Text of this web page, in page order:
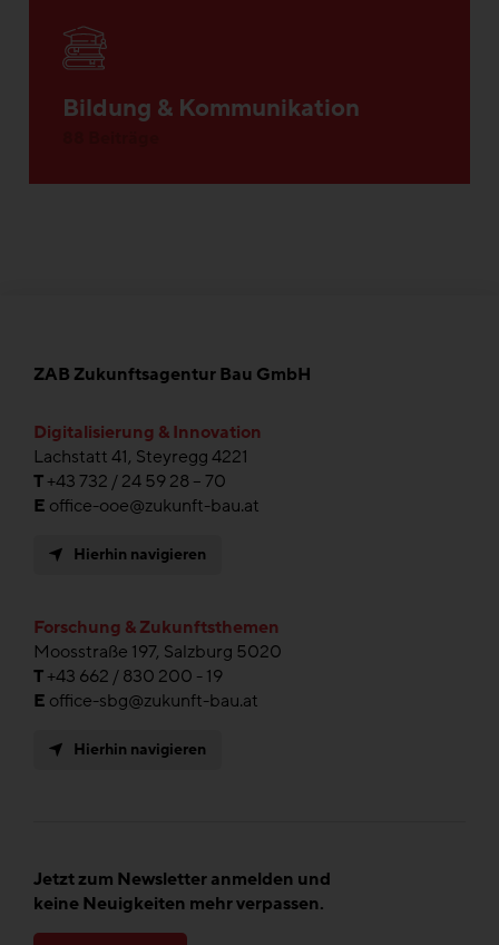
Bildung & Kommunikation
ZAB Zukunftsagentur Bau GmbH
Digitalisierung & Innovation
Lachstatt 41, Steyregg 4221
T+43 732 / 24 59 28 – 70
E office-ooe@zukunft-bau.at
Hierhin navigieren
Forschung & Zukunftsthemen
Moosstraße 197, Salzburg 5020
T+43 662 / 830 200 - 19
E office-sbg@zukunft-bau.at
Hierhin navigieren
Jetzt zum Newsletter anmelden und
keine Neuigkeiten mehr verpassen.